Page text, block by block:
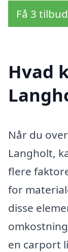
Få 3
Hvad
Når du
Langholt,
flere
for
disse
en carport